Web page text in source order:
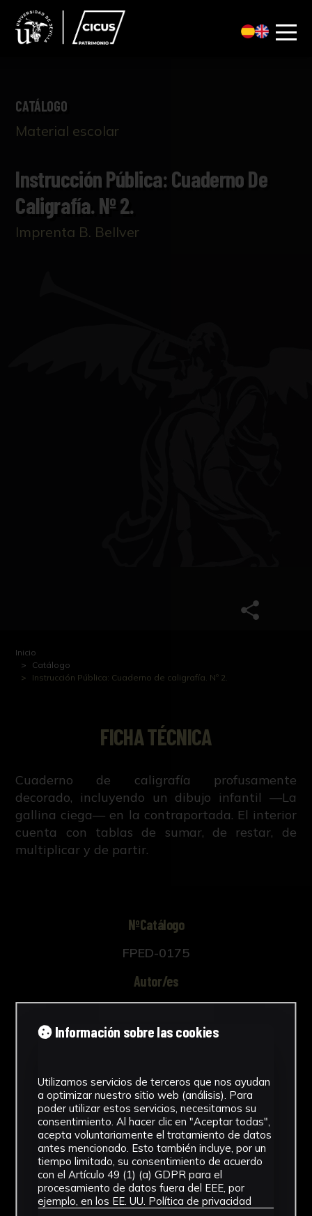
CATÁLOGO
Material escolar
Instrucción Pública: Cuaderno De
Caligrafía. Nº 2.
Imprenta B. Bellver
Inicio
Catálogo
Instrucción Pública: Cuaderno de caligrafía. Nº 2.
FICHA TÉCNICA
Cuaderno de caligrafía profusamente
decorado, incluyendo un dibujo infantil —La
gallina ciega— en la contraportada. El interior
cuenta con tablas de sumar, de restar, de
multiplicar y de partir.
NºCatálogo
FPED-0175
Autor/es
Tipología
Cronología
1873 - 1874
Técnica
Impresión
Ubicación
Información sobre las cookies
Utilizamos servicios de terceros que nos ayudan
a optimizar nuestro sitio web (análisis). Para
poder utilizar estos servicios, necesitamos su
consentimiento. Al hacer clic en "Aceptar todas",
acepta voluntariamente el tratamiento de datos
antes mencionado. Esto también incluye, por un
tiempo limitado, su consentimiento de acuerdo
con el Artículo 49 (1) (a) GDPR para el
procesamiento de datos fuera del EEE, por
ejemplo, en los EE. UU. Política de privacidad